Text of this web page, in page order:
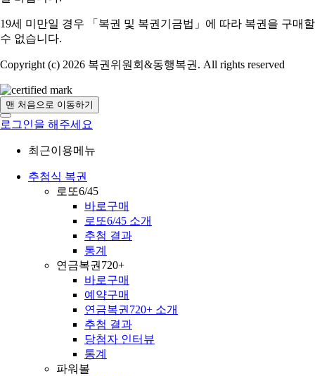
19세 미만일 경우 「복권 및 복권기금법」에 따라 복권을 구매할
수 없습니다.
Copyright (c) 2026 복권위원회&동행복권. All rights reserved
맨 처음으로 이동하기
로그인을 해주세요
최근이용메뉴
추첨식 복권
로또6/45
바로구매
로또6/45 소개
추첨 결과
통계
연금복권720+
바로구매
예약구매
연금복권720+ 소개
추첨 결과
당첨자 인터뷰
통계
파워볼